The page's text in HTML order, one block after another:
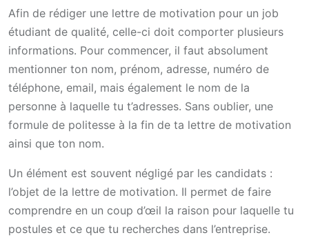
Afin de rédiger une lettre de motivation pour un job
étudiant de qualité, celle-ci doit comporter plusieurs
informations. Pour commencer, il faut absolument
mentionner ton nom, prénom, adresse, numéro de
téléphone, email, mais également le nom de la
personne à laquelle tu t’adresses. Sans oublier, une
formule de politesse à la fin de ta lettre de motivation
ainsi que ton nom.
Un élément est souvent négligé par les candidats :
l’objet de la lettre de motivation. Il permet de faire
comprendre en un coup d’œil la raison pour laquelle tu
postules et ce que tu recherches dans l’entreprise.